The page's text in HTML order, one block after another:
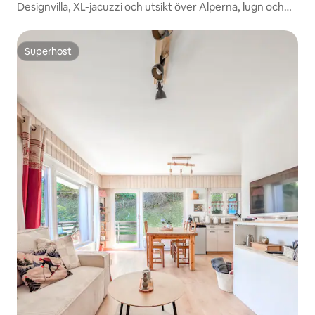
Designvilla, XL-jacuzzi och utsikt över Alperna, lugn och
Superhost
Superhost